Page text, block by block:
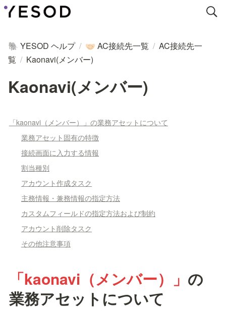
🐘 YESOD ヘルプ / 🤝🏻 AC接続先一覧 / AC接続先一
覧 / Kaonavi(メンバー)
Kaonavi(メンバー)
「kaonavi（メンバー）」の業務アセットについて
業務アセット固有の特徴
接続画面に入力する情報
割当種別
アカウント作成タスク
主務情報・兼務情報の指定方法
カスタムフィールドの指定方法および制約
アカウント削除タスク
その他注意事項
「kaonavi（メンバー）」 の
業務アセットについて